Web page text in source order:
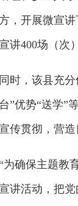
，开展微宣
讲400场（次
同时，该县充
”优势“送学”
传贯彻，营造
“为确保主题教
讲活动，把